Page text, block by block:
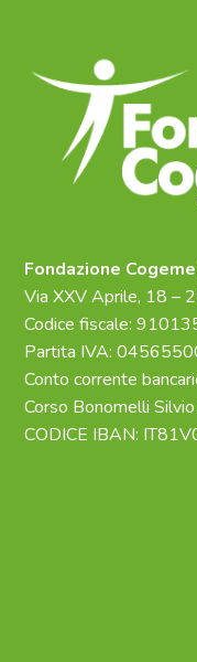
Fondazione Cogeme
Via XXV Aprile, 18 –
Codice fiscale:
Partita IVA:
Conto corrente
Corso Bonomelli
CODICE IBAN: